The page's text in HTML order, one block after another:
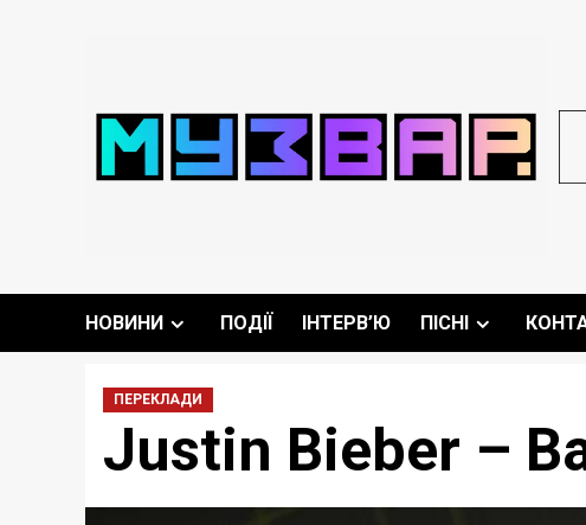
НОВИНИ ПОДІЇ ІНТЕРВ’Ю ПІСНІ
ПЕРЕКЛАДИ
Justin Bieber –